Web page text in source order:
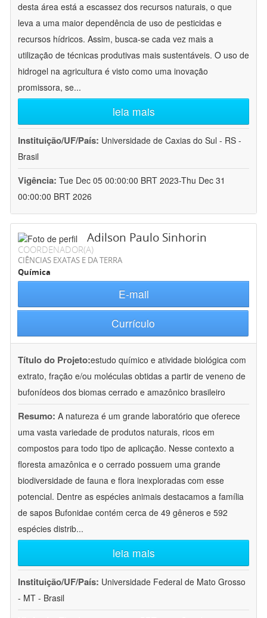
desta área está a escassez dos recursos naturais, o que
leva a uma maior dependência de uso de pesticidas e
recursos hídricos. Assim, busca-se cada vez mais a
utilização de técnicas produtivas mais sustentáveis. O uso de
hidrogel na agricultura é visto como uma inovação
promissora, se...
leia mais
Instituição/UF/País: Universidade de Caxias do Sul - RS -
Brasil
Vigência: Tue Dec 05 00:00:00 BRT 2023-Thu Dec 31
00:00:00 BRT 2026
Adilson Paulo Sinhorin
COORDENADOR(A)
CIÊNCIAS EXATAS E DA TERRA
Química
E-mail
Currículo
Título do Projeto:estudo químico e atividade biológica com
extrato, fração e/ou moléculas obtidas a partir de veneno de
bufonídeos dos biomas cerrado e amazônico brasileiro
Resumo: A natureza é um grande laboratório que oferece
uma vasta variedade de produtos naturais, ricos em
compostos para todo tipo de aplicação. Nesse contexto a
floresta amazônica e o cerrado possuem uma grande
biodiversidade de fauna e flora inexploradas com esse
potencial. Dentre as espécies animais destacamos a família
de sapos Bufonidae contém cerca de 49 gêneros e 592
espécies distrib...
leia mais
Instituição/UF/País: Universidade Federal de Mato Grosso
- MT - Brasil